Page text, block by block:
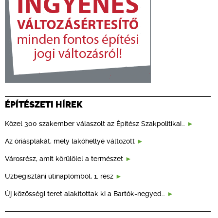
ÉPÍTÉSZETI HÍREK
Közel 300 szakember válaszolt az Építész Szakpolitikai…
Az óriásplakát, mely lakóhellyé változott
Városrész, amit körülölel a természet
Üzbegisztáni útinaplómból, 1. rész
Új közösségi teret alakítottak ki a Bartók-negyed…